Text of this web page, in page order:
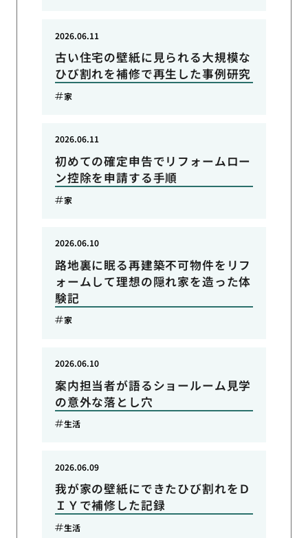
古い住宅の壁紙に見られる大規模な
ひび割れを補修で再生した事例研究
2026.06.11
家
初めての確定申告でリフォームロー
ン控除を申請する手順
2026.06.11
家
路地裏に眠る再建築不可物件をリフ
ォームして理想の隠れ家を造った体
験記
2026.06.10
家
案内担当者が語るショールーム見学
の意外な落とし穴
2026.06.10
生活
我が家の壁紙にできたひび割れをＤ
ＩＹで補修した記録
2026.06.09
生活